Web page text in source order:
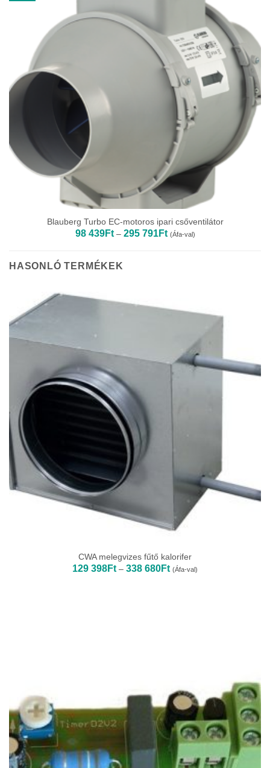
Blauberg Turbo EC-motoros ipari csőventilátor
98 439Ft – 295 791FtÁrtartomány:
98
(Áfa-val)
HASONLÓ TERMÉKEK
CWA melegvizes fűtő kalorifer
129 398Ft – 338 680FtÁrtartomány:
129
(Áfa-val)